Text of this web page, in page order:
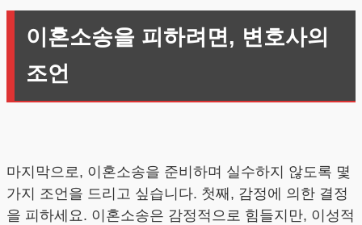
이혼소송을 피하려면, 변호사의
조언
마지막으로, 이혼소송을 준비하며 실수하지 않도록 몇
가지 조언을 드리고 싶습니다. 첫째, 감정에 의한 결정
을 피하세요. 이혼소송은 감정적으로 힘들지만, 이성적